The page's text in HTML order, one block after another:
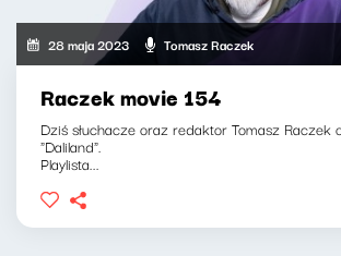
28 maja 2023 Tomasz Raczek
Raczek movie 154
Dziś słuchacze oraz redaktor Tomasz Raczek
"Daliland".
Playlista...